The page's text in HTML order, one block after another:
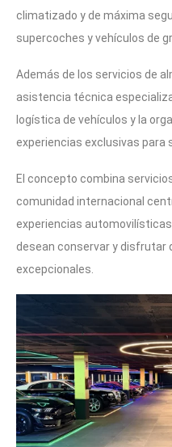
climatizado y de máxima
supercoches y vehículos de
Además de los servicios de
asistencia técnica
logística de vehículos y la
experiencias exclusivas para
El concepto combina
comunidad internacional
experiencias
desean conservar y disfrutar
excepcionales.